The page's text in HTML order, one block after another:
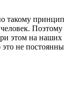
такому
этом на наших
не